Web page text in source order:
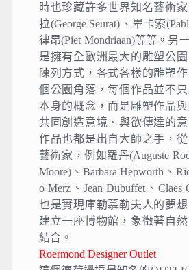
時也珍藏許多世界知名藝術
拉(George Seurat)、畢卡索
律昂(Piet Mondriaan)等等。另
是擁有全歐洲最大的雕塑公
陳列方式，各式各樣的雕塑
個公園角落，每個作品並不
本身的概念，而是雕塑作品
共同創造意境、與欲傳達的
作品也都是出自大師之手，
藝術家，例如羅丹(Auguste
Moore)、Barbara Hepworth、
o Merz、Jean Dubuffet、Claes
也是實現庫勒慕勒夫人的夢
建立一座博物館，象徵著自
結合。
Roermond Designer Outlet